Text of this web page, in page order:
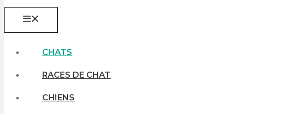
CHATS
RACES DE CHAT
CHIENS